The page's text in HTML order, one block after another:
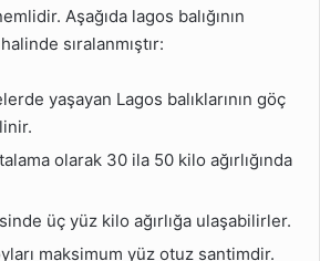
Aşağıda lagos balığının
sıralanmıştır:
yaşayan Lagos balıklarının göç
olarak 30 ila 50 kilo ağırlığında
üç yüz kilo ağırlığa ulaşabilirler.
maksimum yüz otuz santimdir.